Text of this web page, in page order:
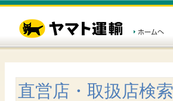
直営店・取扱店検